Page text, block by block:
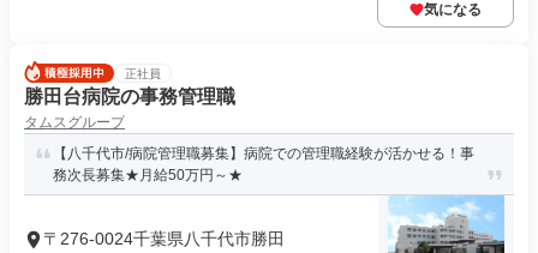
気になる
正社員
勝田台病院の事務管理職
タムスグループ
【八千代市/病院管理職募集】病院での管理職経験が活かせる！事
務次長募集★月給50万円～★
〒276-0024千葉県八千代市勝田